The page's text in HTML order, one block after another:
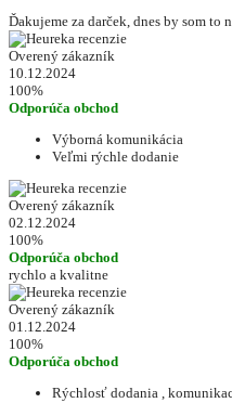
Ďakujeme za darček, dnes by som to
Overený zákazník
10.12.2024
100%
Odporúča obchod
Výborná komunikácia
Veľmi rýchle dodanie
Overený zákazník
02.12.2024
100%
Odporúča obchod
rychlo a kvalitne
Overený zákazník
01.12.2024
100%
Odporúča obchod
Rýchlosť dodania ,